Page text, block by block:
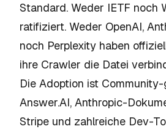
Standard. Weder IETF noch
ratifiziert. Weder OpenAI,
noch Perplexity haben
ihre Crawler die Datei
Die Adoption ist
Answer.AI, Anthropic-
Stripe und zahlreiche Dev-